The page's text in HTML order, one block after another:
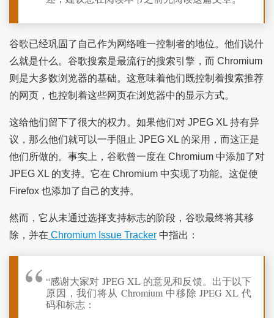
谷歌已经巩固了自己作为网络唯一控制者的地位。他们说什
么就是什么。谷歌搜索是最流行的搜索引擎，而 Chromium
则是大多数浏览器的基础。这意味着他们既控制着搜索推荐
的网页，也控制着这些网页在浏览器中的显示方式。
这给他们留下了很大的权力。如果他们对 JPEG XL 持有异
议，那么他们就可以一手阻止 JPEG XL 的采用，而这正是
他们所做的。事实上，谷歌曾一度在 Chromium 中添加了对
JPEG XL 的支持。它在 Chromium 中实现了功能。这促使
Firefox 也添加了自己的支持。
然而，它从未通过选择支持标志的阶段，谷歌最终将其移
除，并在 Chromium Issue Tracker中指出：
“感谢大家对 JPEG XL 的意见和反馈。出于以下
原因，我们将从 Chromium 中移除 JPEG XL 代
码和标志：